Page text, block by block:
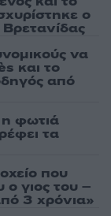
ο
να
και το
από
φωτιά
τα
που
γιος του –
3 χρόνια»